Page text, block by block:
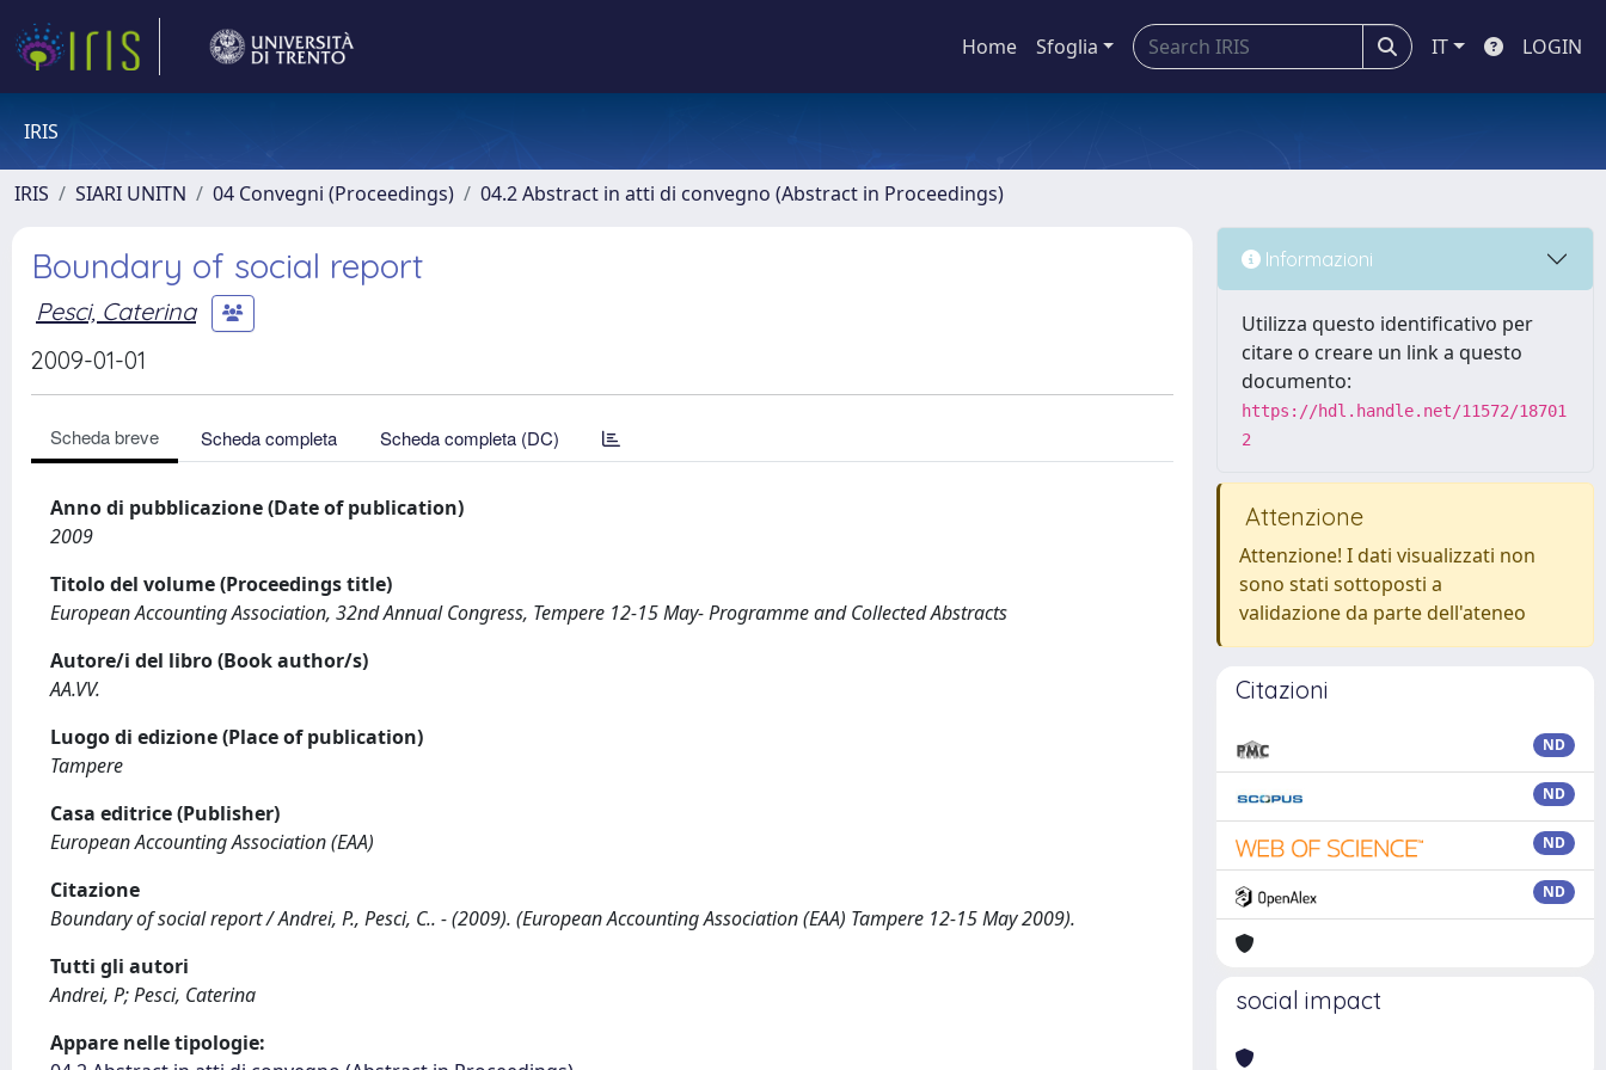
Home Sfoglia IT LOGIN
IRIS
IRIS SIARI UNITN 04 Convegni (Proceedings) 04.2 Abstract in atti di convegno (Abstract in Proceedings)
Boundary of social report
Pesci, Caterina
2009-01-01
Scheda breve Scheda completa Scheda completa (DC)
Anno di pubblicazione (Date of publication)
2009
Titolo del volume (Proceedings title)
European Accounting Association, 32nd Annual Congress, Tempere 12-15 May- Programme and Collected Abstracts
Autore/i del libro (Book author/s)
AA.VV.
Luogo di edizione (Place of publication)
Tampere
Casa editrice (Publisher)
European Accounting Association (EAA)
Citazione
Boundary of social report / Andrei, P., Pesci, C.. - (2009). (European Accounting Association (EAA) Tampere 12-15 May 2009).
Tutti gli autori
Andrei, P; Pesci, Caterina
Appare nelle tipologie:
Informazioni
Utilizza questo identificativo per
citare o creare un link a questo
documento:
https://hdl.handle.net/11572/18701
2
Attenzione
Attenzione! I dati visualizzati non
sono stati sottoposti a
validazione da parte dell'ateneo
Citazioni
ND
ND
ND
ND
social impact